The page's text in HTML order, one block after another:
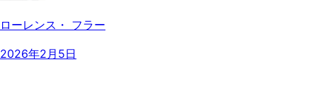
ローレンス・ フラー
2026年2月5日